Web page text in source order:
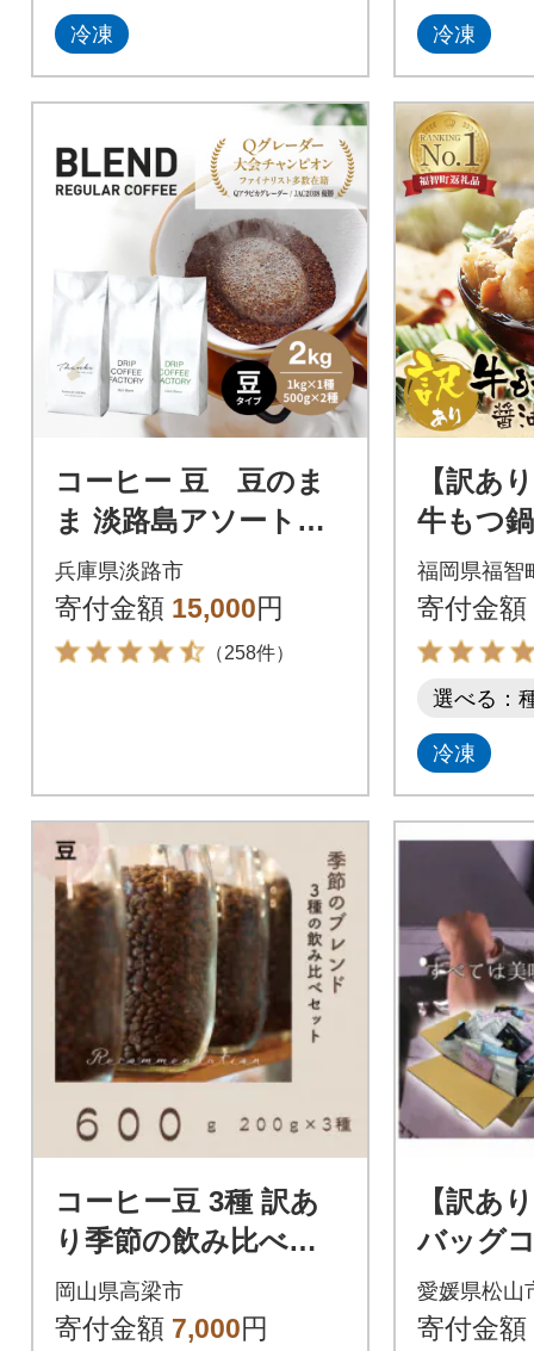
冷凍 冷凍
コーヒー 豆 豆のま
ま 淡路島アソートセ
ット 3種 2kg(500g×計
4袋) at14503
兵庫県淡路市
寄付金額 15,000円
（258件）
【訳あ
牛もつ
×5セッ
福岡県福智
寄付金額
選べる：
冷凍
コーヒー豆 3種 訳あ
り季節の飲み比べセ
ット 600g(200g×3袋)
岡山県高梁市
寄付金額 7,000円
【訳あ
バッグ
合わせ
愛媛県松山
寄付金額